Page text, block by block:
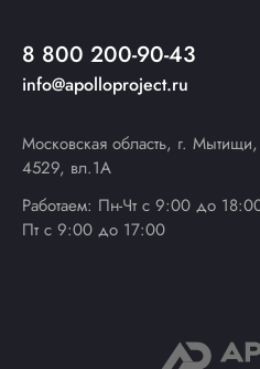
8 800 200-90-43
info@apolloproject.ru
Московская область, г.
4529, вл.1А
Работаем: Пн-Чт с 9:00 до
Пт с 9:00 до 17:00